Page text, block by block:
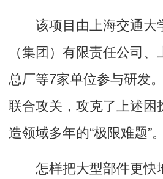
该项目由上海交通大
（集团）有限责任公司
总厂等7家单位参与研发
联合攻关，攻克了上述困
造领域多年的“极限难题”。
怎样把大型部件更快